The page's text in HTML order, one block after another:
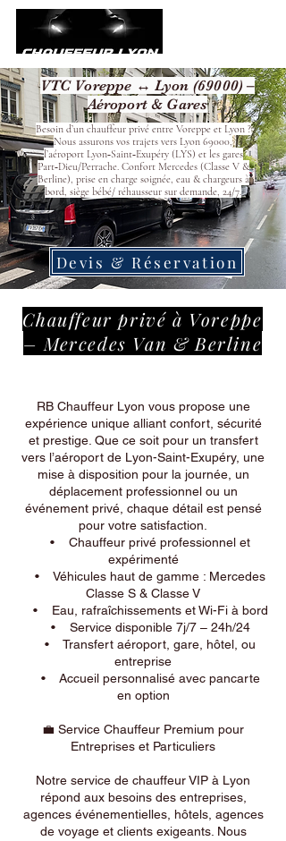
VTC Voreppe ↔ Lyon (69000) –
Aéroport & Gares
Besoin d’un chauffeur privé entre Voreppe et Lyon ?
Nous assurons vos trajets vers Lyon 69000,
l’aéroport Lyon‑Saint‑Exupéry (LYS) et les gares
Part‑Dieu/Perrache. Confort Mercedes (Classe V &
Berline), prise en charge soignée, eau & chargeurs à
bord, siège bébé/ réhausseur sur demande, 24/7.
Devis & Réservation
Chauffeur privé à Voreppe
– Mercedes Van & Berline
RB Chauffeur Lyon vous propose une
expérience unique alliant confort, sécurité
et prestige. Que ce soit pour un transfert
vers l’aéroport de Lyon-Saint-Exupéry, une
mise à disposition pour la journée, un
déplacement professionnel ou un
événement privé, chaque détail est pensé
pour votre satisfaction.
• Chauffeur privé professionnel et
expérimenté
• Véhicules haut de gamme : Mercedes
Classe S & Classe V
• Eau, rafraîchissements et Wi-Fi à bord
• Service disponible 7j/7 – 24h/24
• Transfert aéroport, gare, hôtel, ou
entreprise
• Accueil personnalisé avec pancarte
en option
💼 Service Chauffeur Premium pour
Entreprises et Particuliers
Notre service de chauffeur VIP à Lyon
répond aux besoins des entreprises,
agences événementielles, hôtels, agences
de voyage et clients exigeants. Nous